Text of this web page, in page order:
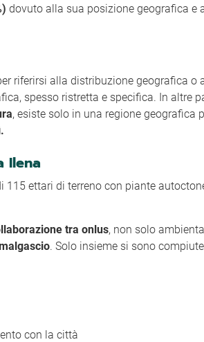
dovuto alla sua posizione geografica e
riferirsi alla distribuzione geografica o
spesso ristretta e specifica. In altre
, esiste solo in una regione geografica
Ilena
115 ettari di terreno con piante
tra onlus, non solo
. Solo insieme si sono
con la città